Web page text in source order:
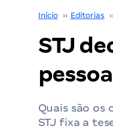
Início ›› Editorias
STJ
Quais são os
STJ fixa a